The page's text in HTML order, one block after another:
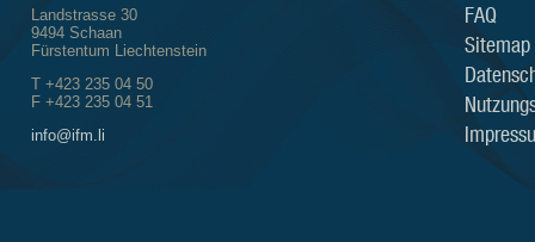
Landstrasse 30
9494 Schaan
Fürstentum Liechtenstein
T +423 235 04 50
F +423 235 04 51
info@ifm.li
FAQ
Sitemap